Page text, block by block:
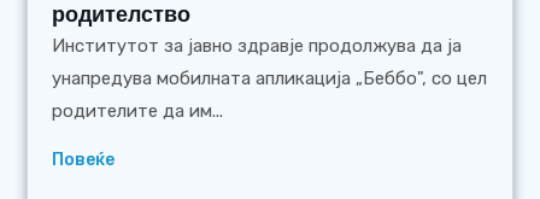
родителство
Институтот за јавно здравје продолжува да ја
унапредува мобилната апликација „Беббо", со цел
родителите да им...
Повеќе